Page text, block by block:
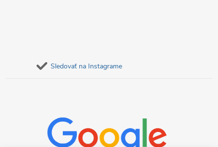
Sledovať na Instagrame